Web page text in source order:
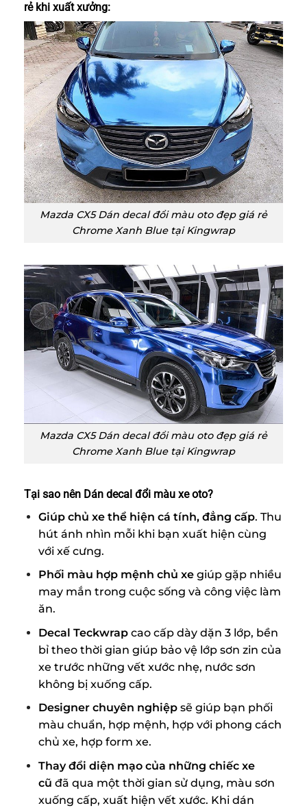
rẻ khi xuất xưởng:
Mazda CX5 Dán decal đổi màu oto đẹp giá rẻ
Chrome Xanh Blue tại Kingwrap
Mazda CX5 Dán decal đổi màu oto đẹp giá rẻ
Chrome Xanh Blue tại Kingwrap
Tại sao nên Dán decal đổi màu xe oto?
Giúp chủ xe thể hiện cá tính, đẳng cấp. Thu
hút ánh nhìn mỗi khi bạn xuất hiện cùng
với xế cưng.
Phối màu hợp mệnh chủ xegiúp gặp nhiều
may mắn trong cuộc sống và công việc làm
ăn.
Decal Teckwrapcao cấp dày dặn 3 lớp, bền
bỉ theo thời gian giúp bảo vệ lớp sơn zin của
xe trước những vết xước nhẹ, nước sơn
không bị xuống cấp.
Designer chuyên nghiệpsẽ giúp bạn phối
màu chuẩn, hợp mệnh, hợp với phong cách
chủ xe, hợp form xe.
Thay đổi diện mạo của những chiếc xe
cũ đã qua một thời gian sử dụng, màu sơn
xuống cấp, xuất hiện vết xước. Khi dán